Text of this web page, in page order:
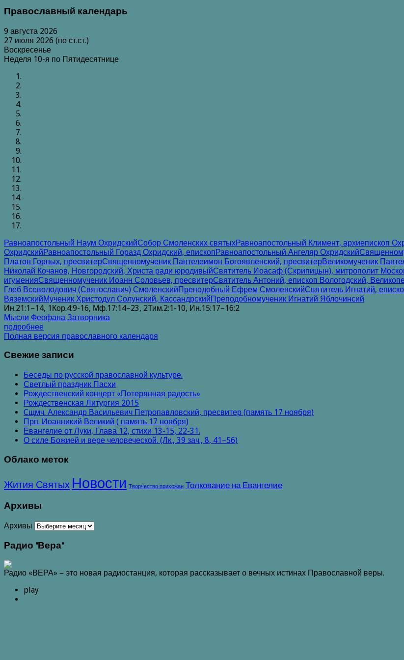
Православный календарь
9 августа 2026
27 июля 2026 (по ст.ст.)
Воскресенье
Неделя 10-я по Пятидесятнице
Равноапостольный Наум ОхридскийСобор Смоленских святыхРавноапостольный Климент, архиепископ
ОхридскийРавноапостольный Горазд Охридский, епископРавноапостольный Ангеляр Охридский
Платон Горных, пресвитерСвященномученик Пантелеимон Богоявленский, пресвитерВеликомученик
Николай Кочанов, Новгородский, Христа ради юродивыйСвятитель Иоасаф (Скрипицын), митрополит
игуменияСвященномученик Иоанн Соловьев, пресвитерСвятитель Антоний, епископ Вологодский,
Глеб Всеволодович (Святославич) СмоленскийПреподобный Ефрем СмоленскийСвятитель Игнатий,
ВяземскийМученик Христодул Солунский, КассандрскийПреподобномученик Игнатий Яблочинсий
Ин.21:1–14, 1Кор.4:9-16, Мф.17:14–23, 2Тим.2:1-10, Ин.15:17–16:2
Мысли Феофана Затворника
подробнее
Полная версия православного календаря
Свежие записи
Беседы по русской православной культуре.
Светлый праздник Пасхи
Рождественский концерт «Потерянная радость»
Рождественская Литургия 2015
Cщмч. Александр Васильевич Петропавловский, пресвитер (память 17 ноября)
Прп. Иоанникий Великий ( память 17 ноября)
Евангелие от Луки, Глава 12, стихи 13-15, 22-31.
О силе Божией и вере человеческой. (Лк., 39 зач., 8, 41–56)
Облако меток
Жития Святых Новости Творчество прихожан Толкование на Евангелие
Архивы
Архивы
Радио "Вера"
Радио «ВЕРА» – это новая радиостанция, которая рассказывает о вечных истинах Православной веры.
play